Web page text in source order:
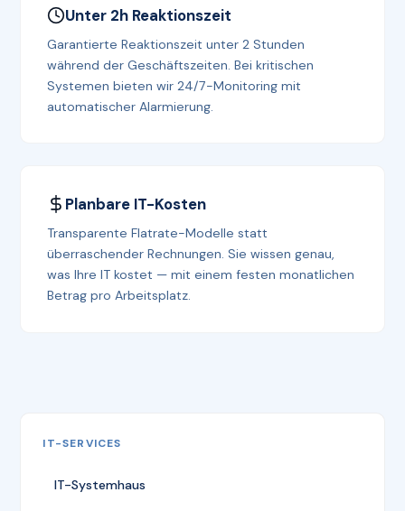
Unter 2h Reaktionszeit
Garantierte Reaktionszeit unter 2 Stunden
während der Geschäftszeiten. Bei kritischen
Systemen bieten wir 24/7-Monitoring mit
automatischer Alarmierung.
Planbare IT-Kosten
Transparente Flatrate-Modelle statt
überraschender Rechnungen. Sie wissen genau,
was Ihre IT kostet — mit einem festen monatlichen
Betrag pro Arbeitsplatz.
IT-SERVICES
IT-Systemhaus